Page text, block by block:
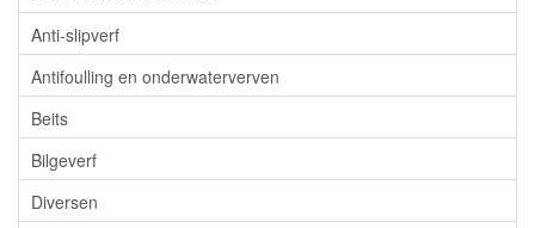
Anti-slipverf
Antifoulling en onderwaterverven
Beits
Bilgeverf
Diversen